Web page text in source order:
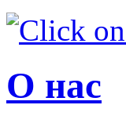
О нас